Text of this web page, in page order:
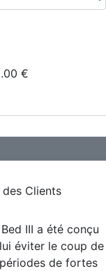
€
des Clients
III a été conçu
éviter le coup de
de fortes